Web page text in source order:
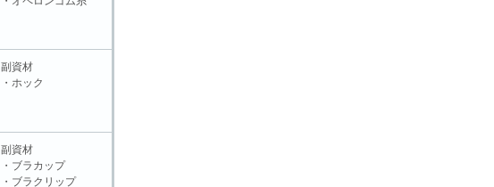
副資材
・ホック
副資材
・ブラカップ
・ブラクリップ